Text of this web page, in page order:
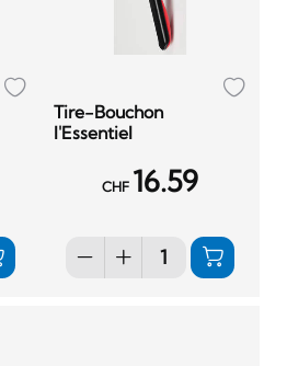
Tire-Bouchon
l'Essentiel
CHF 16.59